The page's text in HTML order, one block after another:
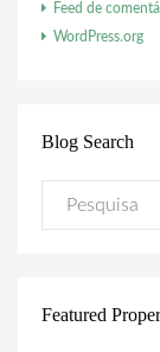
Feed de
WordPress.org
Blog Search
Featured